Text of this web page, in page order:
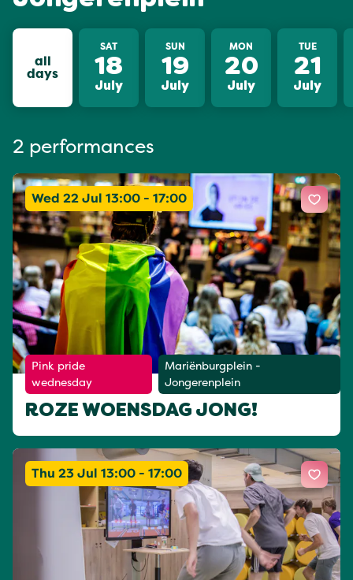
all
days
SAT
18
July
SUN
19
July
MON
20
July
TUE
21
July
2 performances
Wed 22 Jul 13:00 - 17:00
Pink pride
wednesday
Mariënburgplein -
Jongerenplein
ROZE WOENSDAG JONG!
Thu 23 Jul 13:00 - 17:00